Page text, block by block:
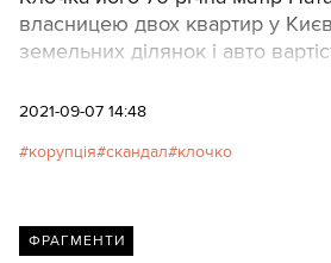
власницею двох квартир у
земельних ділянок і авто
2021-09-07 14:48
корупція скандал клочко
ФРАГМЕНТИ